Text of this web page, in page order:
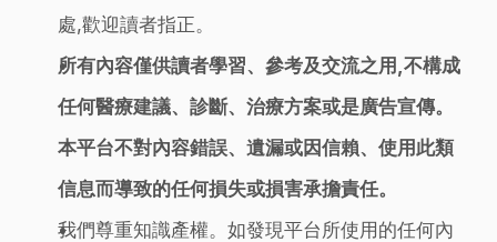
處,歡迎讀者指正。
所有內容僅供讀者學習、參考及交流之用,不構成
任何醫療建議、診斷、治療方案或是廣告宣傳。
本平台不對內容錯誤、遺漏或因信賴、使用此類
信息而導致的任何損失或損害承擔責任。
我們尊重知識產權。如發現平台所使用的任何內